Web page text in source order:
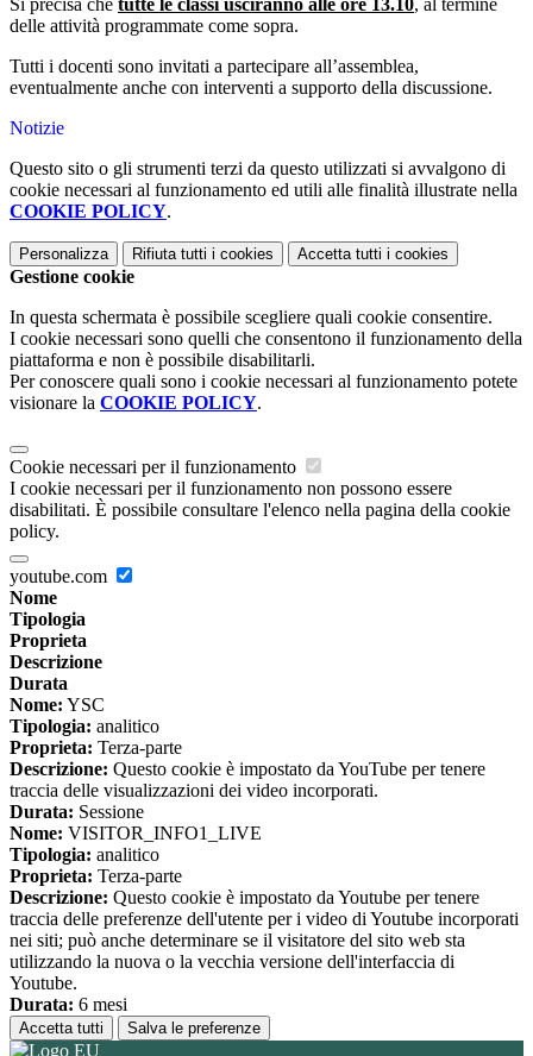
Si precisa che tutte le classi usciranno alle ore 13.10, al termine
delle attività programmate come sopra.
Tutti i docenti sono invitati a partecipare all’assemblea,
eventualmente anche con interventi a supporto della discussione.
Notizie
Questo sito o gli strumenti terzi da questo utilizzati si avvalgono di
cookie necessari al funzionamento ed utili alle finalità illustrate nella
COOKIE POLICY.
Personalizza Rifiuta tutti i cookies Accetta tutti i cookies
Gestione cookie
In questa schermata è possibile scegliere quali cookie consentire.
I cookie necessari sono quelli che consentono il funzionamento della
piattaforma e non è possibile disabilitarli.
Per conoscere quali sono i cookie necessari al funzionamento potete
visionare la COOKIE POLICY.
Cookie necessari per il funzionamento
I cookie necessari per il funzionamento non possono essere
disabilitati. È possibile consultare l'elenco nella pagina della cookie
policy.
youtube.com
Nome
Tipologia
Proprieta
Descrizione
Durata
Nome: YSC
Tipologia: analitico
Proprieta: Terza-parte
Descrizione: Questo cookie è impostato da YouTube per tenere
traccia delle visualizzazioni dei video incorporati.
Durata: Sessione
Nome: VISITOR_INFO1_LIVE
Tipologia: analitico
Proprieta: Terza-parte
Descrizione: Questo cookie è impostato da Youtube per tenere
traccia delle preferenze dell'utente per i video di Youtube incorporati
nei siti; può anche determinare se il visitatore del sito web sta
utilizzando la nuova o la vecchia versione dell'interfaccia di
Youtube.
Durata: 6 mesi
Accetta tutti Salva le preferenze